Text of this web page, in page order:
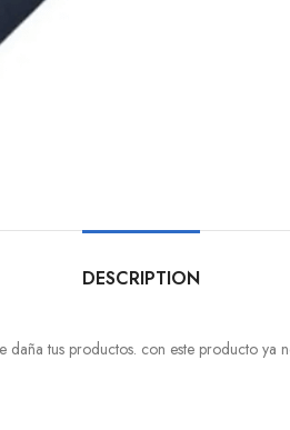
DESCRIPTION
tus productos. con este producto